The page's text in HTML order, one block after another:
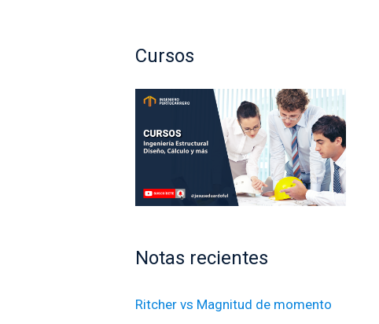
Cursos
Notas recientes
Ritcher vs Magnitud de momento